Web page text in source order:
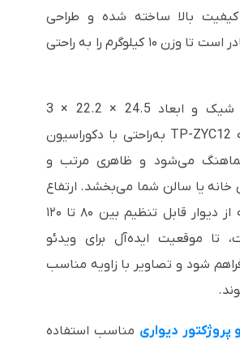
کیفیت بالا ساخته شده و طراحی
مستحکم آن قادر است تا وزن ۱۰ کیلوگرم را به راحتی
با رنگ سفید شیک و ابعاد 24.5 × 22.2 × 3
سانتی‌متر، پایه TP-ZYC12 به‌راحتی با دکوراسیون
می‌شود و ظاهری مرتب و
یا سالن شما می‌بخشد. ارتفاع
نصب این پایه از دیوار قابل تنظیم بین ۸۰ تا ۱۲۰
تا موقعیت ایده‌آل برای ویدئو
شود و تصاویر با زاویه مناسب
پروژکتور دیواری مناسب استفاده